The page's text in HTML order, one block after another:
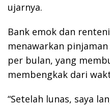
ujarnya.
Bank emok dan
menawarkan
per bulan, yang
membengkak dari
“Setelah lunas, saya